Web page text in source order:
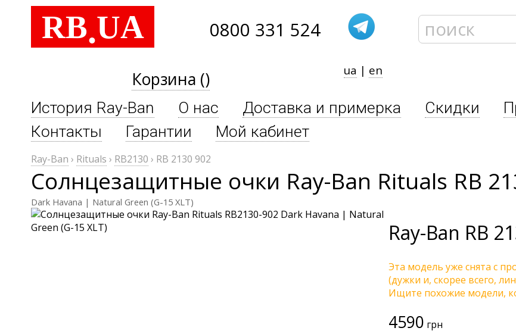
RB.UA 0800 331 524
Корзина () ua | en
История Ray-Ban О нас Доставка и примерка Скидки
Контакты
Гарантии Мой кабинет
Ray-Ban › Rituals › RB2130 › RB 2130 902
Солнцезащитные очки Ray-Ban Rituals RB
Dark Havana | Natural Green (G-15 XLT)
Ray-Ban RB
Эта модель уже снята с
(дужки и, скорее всего,
Ищите похожие модели,
4590 грн